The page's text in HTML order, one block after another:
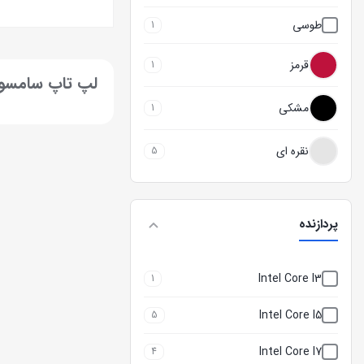
طوسی 1
قرمز 1
مشکی 1
نقره ای 5
پردازنده
Intel Core I3
1
Intel Core I5
5
Intel Core I7
4
لپ تاپ